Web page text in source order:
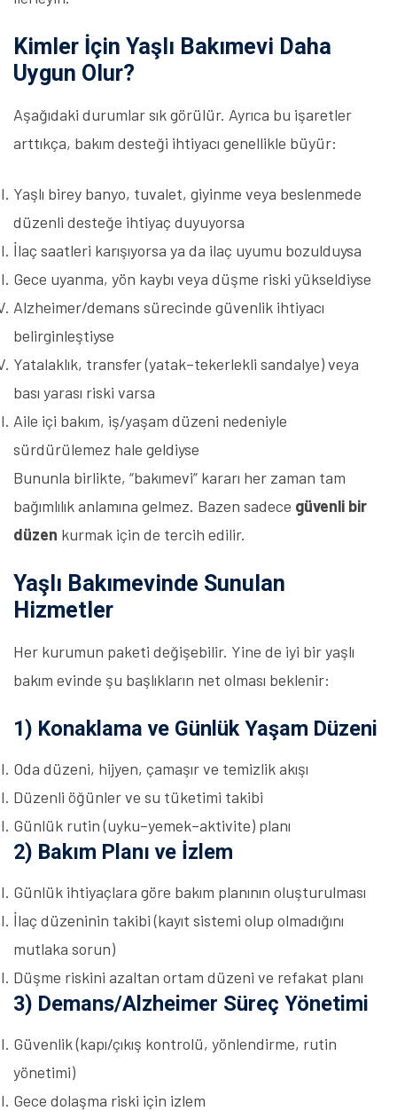
Kimler İçin Yaşlı Bakımevi Daha
Uygun Olur?
Aşağıdaki durumlar sık görülür. Ayrıca bu işaretler
arttıkça, bakım desteği ihtiyacı genellikle büyür:
Yaşlı birey banyo, tuvalet, giyinme veya beslenmede
düzenli desteğe ihtiyaç duyuyorsa
İlaç saatleri karışıyorsa ya da ilaç uyumu bozulduysa
Gece uyanma, yön kaybı veya düşme riski yükseldiyse
Alzheimer/demans sürecinde güvenlik ihtiyacı
belirginleştiyse
Yatalaklık, transfer (yatak–tekerlekli sandalye) veya
bası yarası riski varsa
Aile içi bakım, iş/yaşam düzeni nedeniyle
sürdürülemez hale geldiyse
Bununla birlikte, “bakımevi” kararı her zaman tam
bağımlılık anlamına gelmez. Bazen sadece güvenli bir
düzen kurmak için de tercih edilir.
Yaşlı Bakımevinde Sunulan
Hizmetler
Her kurumun paketi değişebilir. Yine de iyi bir yaşlı
bakım evinde şu başlıkların net olması beklenir:
1) Konaklama ve Günlük Yaşam Düzeni
Oda düzeni, hijyen, çamaşır ve temizlik akışı
Düzenli öğünler ve su tüketimi takibi
Günlük rutin (uyku–yemek–aktivite) planı
2) Bakım Planı ve İzlem
Günlük ihtiyaçlara göre bakım planının oluşturulması
İlaç düzeninin takibi (kayıt sistemi olup olmadığını
mutlaka sorun)
Düşme riskini azaltan ortam düzeni ve refakat planı
3) Demans/Alzheimer Süreç Yönetimi
Güvenlik (kapı/çıkış kontrolü, yönlendirme, rutin
yönetimi)
Gece dolaşma riski için izlem